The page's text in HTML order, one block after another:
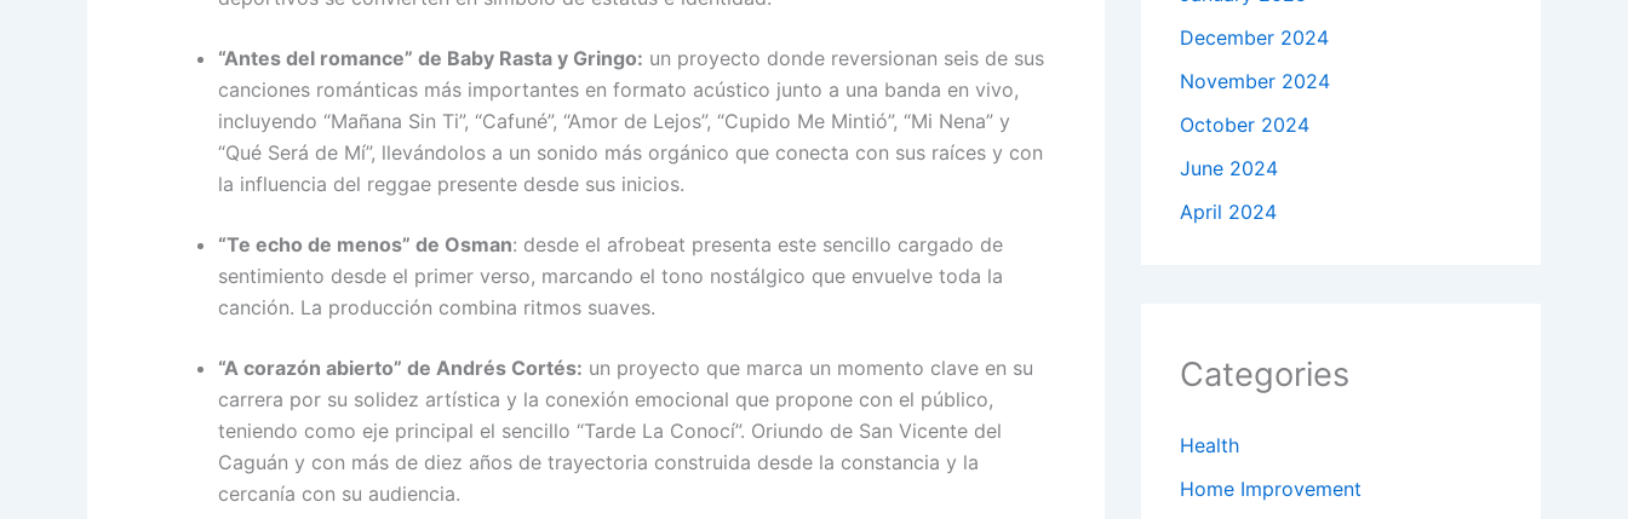
“Antes del romance” de Baby Rasta y Gringo: un proyecto donde reversionan seis de sus
canciones románticas más importantes en formato acústico junto a una banda en vivo,
incluyendo “Mañana Sin Ti”, “Cafuné”, “Amor de Lejos”, “Cupido Me Mintió”, “Mi Nena” y
“Qué Será de Mí”, llevándolos a un sonido más orgánico que conecta con sus raíces y con
la influencia del reggae presente desde sus inicios.
“Te echo de menos” de Osman: desde el afrobeat presenta este sencillo cargado de
sentimiento desde el primer verso, marcando el tono nostálgico que envuelve toda la
canción. La producción combina ritmos suaves.
“A corazón abierto” de Andrés Cortés: un proyecto que marca un momento clave en su
carrera por su solidez artística y la conexión emocional que propone con el público,
teniendo como eje principal el sencillo “Tarde La Conocí”. Oriundo de San Vicente del
Caguán y con más de diez años de trayectoria construida desde la constancia y la
cercanía con su audiencia.
December 2024
November 2024
October 2024
June 2024
April 2024
Categories
Health
Home Improvement